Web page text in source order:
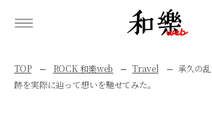
TOP ROCK 和樂web Travel
承久の
跡を実際に辿って想いを馳せてみた。